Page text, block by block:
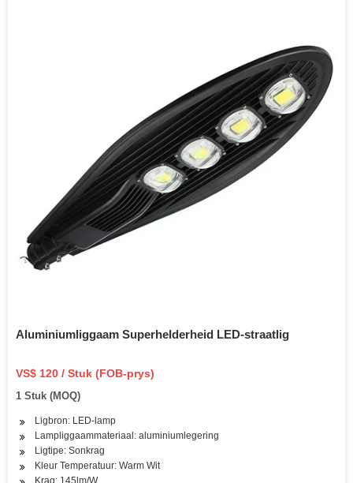
Aluminiumliggaam Superhelderheid LED-straatlig
VS$ 120 / Stuk (FOB-prys)
1 Stuk (MOQ)
Ligbron: LED-lamp
Lampliggaammateriaal: aluminiumlegering
Ligtipe: Sonkrag
Kleur Temperatuur: Warm Wit
Krag: 145lm/W